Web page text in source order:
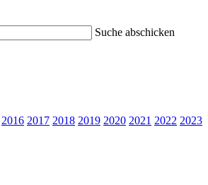
Suche abschicken
2016 2017 2018 2019 2020 2021 2022 2023